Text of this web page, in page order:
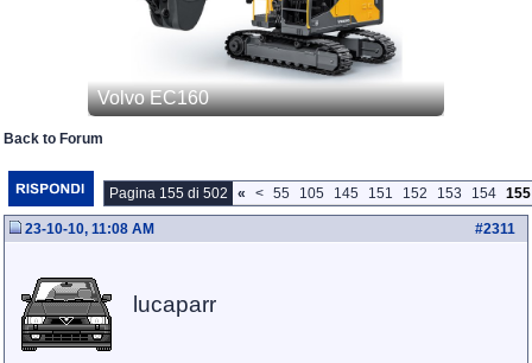
Back to Forum
Pagina 155 di 502 « < 55 105 145 151 152 153 154 155
#2311
23-10-10, 11:08 AM
lucaparr